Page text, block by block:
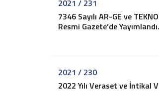
Mali Müşavirlik Hizmetleri
Bağımsız Denetim
Vergi Planlaması
2021 / 231
7346 Sayılı AR-GE ve
Resmi Gazete’de Yayımlandı.
2021 / 230
2022 Yılı Veraset ve İntikal